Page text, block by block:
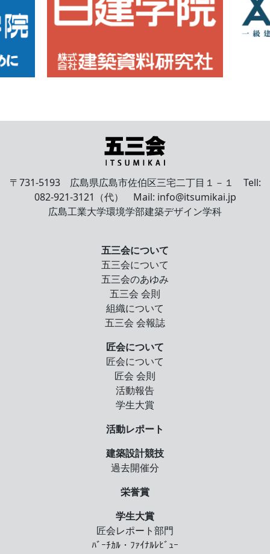
〒731-5193 広島県広島市佐伯区三宅二丁目１－１ Tell:
082-921-3121（代） Mail: info@itsumikai.jp
広島工業大学環境学部建築デザイン学科
五三会について
五三会について
五三会のあゆみ
五三会 会則
組織について
五三会 会報誌
匠会について
匠会について
匠会 会則
活動報告
学生大賞
活動レポート
建築設計競技
過去開催分
栄誉賞
学生大賞
匠会レポート部門
ﾊﾞｰﾁｶﾙ・ﾌｧｲﾅﾙﾚﾋﾞｭｰ